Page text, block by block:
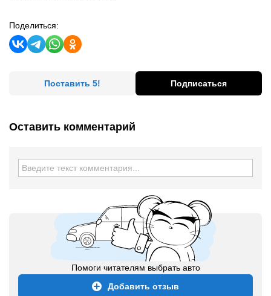
Поделиться:
Поставить 5! Подписаться
Оставить комментарий
Помоги читателям выбрать авто
Добавить отзыв